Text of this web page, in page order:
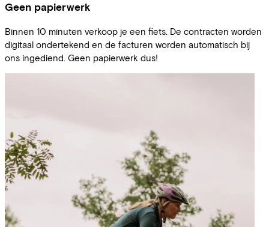
Geen papierwerk
Binnen 10 minuten verkoop je een fiets. De contracten worden
digitaal ondertekend en de facturen worden automatisch bij
ons ingediend. Geen papierwerk dus!